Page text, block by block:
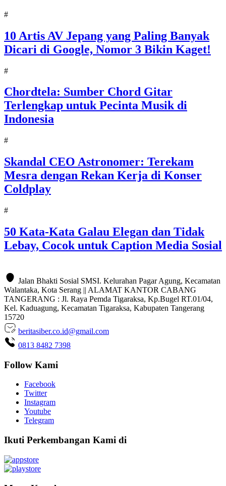
#
10 Artis AV Jepang yang Paling Banyak
Dicari di Google, Nomor 3 Bikin Kaget!
#
Chordtela: Sumber Chord Gitar
Terlengkap untuk Pecinta Musik di
Indonesia
#
Skandal CEO Astronomer: Terekam
Mesra dengan Rekan Kerja di Konser
Coldplay
#
50 Kata-Kata Galau Elegan dan Tidak
Lebay, Cocok untuk Caption Media Sosial
Jalan Bhakti Sosial SMSI. Kelurahan Pagar Agung, Kecamatan
Walantaka, Kota Serang || ALAMAT KANTOR CABANG
TANGERANG : Jl. Raya Pemda Tigaraksa, Kp.Bugel RT.01/04,
Kel. Kaduagung, Kecamatan Tigaraksa, Kabupaten Tangerang
15720
beritasiber.co.id@gmail.com
0813 8482 7398
Follow Kami
Facebook
Twitter
Instagram
Youtube
Telegram
Ikuti Perkembangan Kami di